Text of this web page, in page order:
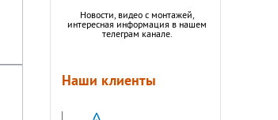
Новости, видео с монтажей,
интересная информация в нашем
телеграм канале.
Наши клиенты